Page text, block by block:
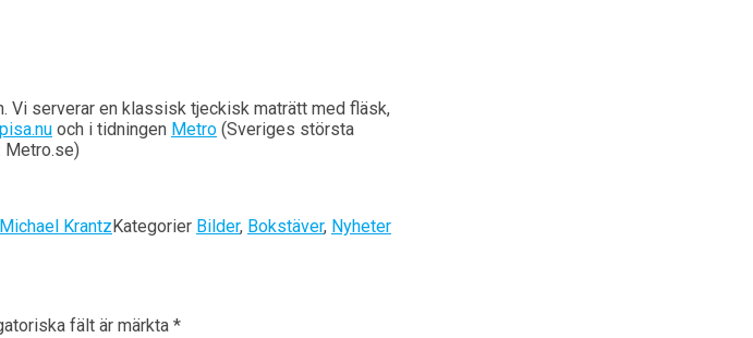
Vi serverar en klassisk tjeckisk maträtt med fläsk,
och i tidningen Metro (Sveriges största
Metro.se)
Michael KrantzKategorier Bilder, Bokstäver, Nyheter
fält är märkta *